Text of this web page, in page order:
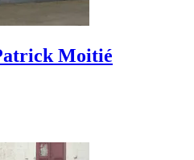
Moitié